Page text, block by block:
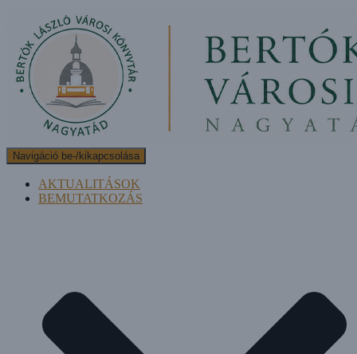
Navigáció be-/kikapcsolása
AKTUALITÁSOK
BEMUTATKOZÁS